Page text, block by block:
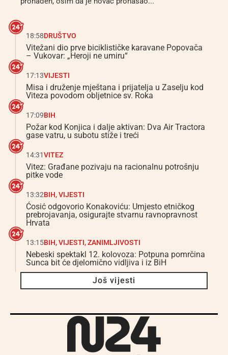
18:58DRUŠTVO
Vitežani dio prve biciklističke karavane Popovača
– Vukovar: „Heroji ne umiru“
17:13VIJESTI
Misa i druženje mještana i prijatelja u Zaselju kod
Viteza povodom obljetnice sv. Roka
17:09BIH
Požar kod Konjica i dalje aktivan: Dva Air Tractora
gase vatru, u subotu stiže i treći
14:31VITEZ
Vitez: Građane pozivaju na racionalnu potrošnju
pitke vode
13:32BIH,VIJESTI
Ćosić odgovorio Konakoviću: Umjesto etničkog
prebrojavanja, osigurajte stvarnu ravnopravnost
Hrvata
13:15BIH,VIJESTI,ZANIMLJIVOSTI
Nebeski spektakl 12. kolovoza: Potpuna pomrčina
Sunca bit će djelomično vidljiva i iz BiH
Još vijesti